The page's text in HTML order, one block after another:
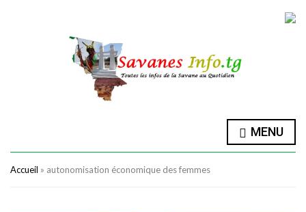
MENU
Accueil » autonomisation économique des femmes